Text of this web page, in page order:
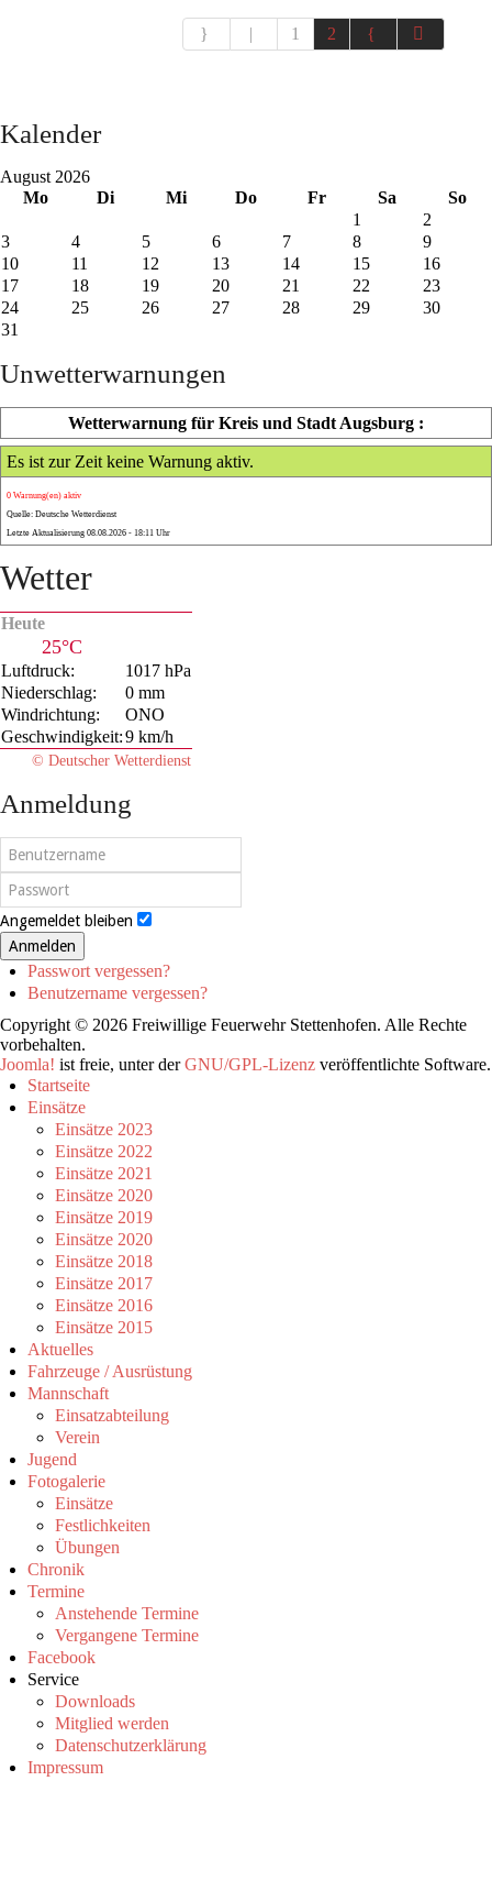
1 2
Kalender
August 2026
Mo
Di Mi Do Fr Sa
So
1
2
3
4 5 6 7 8
9
10
11 12 13 14 15
16
17
18 19 20 21 22
23
24
25 26 27 28 29
30
31
Unwetterwarnungen
Wetterwarnung für Kreis und Stadt Augsburg :
Es ist zur Zeit keine Warnung aktiv.
0 Warnung(en) aktiv
Quelle: Deutsche Wetterdienst
Letzte Aktualisierung 08.08.2026 - 18:11 Uhr
Wetter
Heute
25°C
Luftdruck:
1017 hPa
Niederschlag:
0 mm
Windrichtung:
ONO
Geschwindigkeit:9 km/h
© Deutscher Wetterdienst
Anmeldung
Angemeldet bleiben
Anmelden
Passwort vergessen?
Benutzername vergessen?
Copyright © 2026 Freiwillige Feuerwehr Stettenhofen. Alle Rechte
vorbehalten.
Joomla! ist freie, unter derGNU/GPL-Lizenz veröffentlichte Software.
Startseite
Einsätze
Einsätze 2023
Einsätze 2022
Einsätze 2021
Einsätze 2020
Einsätze 2019
Einsätze 2020
Einsätze 2018
Einsätze 2017
Einsätze 2016
Einsätze 2015
Aktuelles
Fahrzeuge / Ausrüstung
Mannschaft
Einsatzabteilung
Verein
Jugend
Fotogalerie
Einsätze
Festlichkeiten
Übungen
Chronik
Termine
Anstehende Termine
Vergangene Termine
Facebook
Service
Downloads
Mitglied werden
Datenschutzerklärung
Impressum